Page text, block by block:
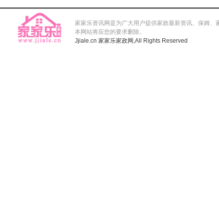
家家乐资讯网是为广大用户提供家政最新资讯、保姆
本网站将应您的要求删除。
Jjiale.cn 家家乐家政网,All Rights Reserved